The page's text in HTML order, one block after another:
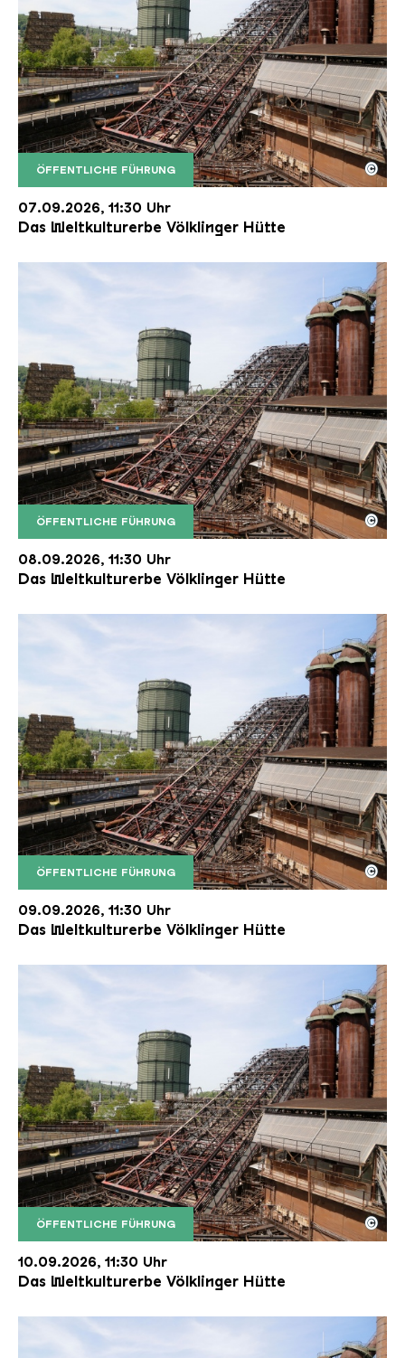
ÖFFENTLICHE FÜHRUNG
Der Erzschrägaufzug der Völklinger Hütte mit
Copyright: Weltkulturerbe Völklinger Hütte | Karl
©
07.09.2026, 11:30 Uhr
Das Weltkulturerbe Völklinger Hütte
ÖFFENTLICHE FÜHRUNG
Der Erzschrägaufzug der Völklinger Hütte mit
Copyright: Weltkulturerbe Völklinger Hütte | Karl
©
08.09.2026, 11:30 Uhr
Das Weltkulturerbe Völklinger Hütte
ÖFFENTLICHE FÜHRUNG
Der Erzschrägaufzug der Völklinger Hütte mit
Copyright: Weltkulturerbe Völklinger Hütte | Karl
©
09.09.2026, 11:30 Uhr
Das Weltkulturerbe Völklinger Hütte
ÖFFENTLICHE FÜHRUNG
Der Erzschrägaufzug der Völklinger Hütte mit
Copyright: Weltkulturerbe Völklinger Hütte | Karl
©
10.09.2026, 11:30 Uhr
Das Weltkulturerbe Völklinger Hütte